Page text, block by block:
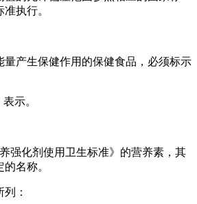
执行。
量产生保健作用的保健食品，必须标示
示。
强化剂使用卫生标准》的营养素，其
名称。
：